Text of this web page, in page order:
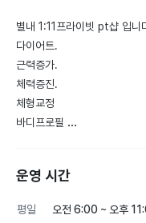
별내 1:11프라이빗 pt샵 입니
다이어트.
근력증가.
체력증진.
체형교정
바디프로필
개인맞춤 식단을 제공합니다.
운영 시간
평일
오전 6:00 ~ 오후